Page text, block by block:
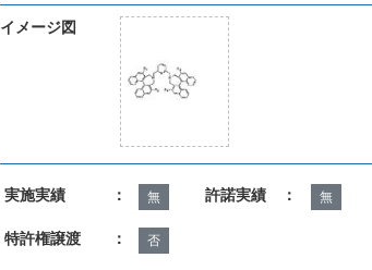
イメージ図
実施実績 ： 無 許諾実績 ： 無
特許権譲渡 ： 否